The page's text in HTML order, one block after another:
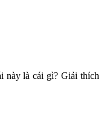
này là cái gì? Giải thích